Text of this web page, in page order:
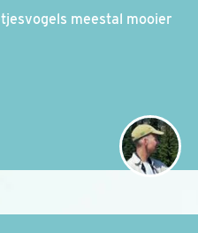
meestal mooier